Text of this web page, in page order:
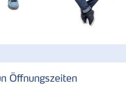
Öffnungszeiten